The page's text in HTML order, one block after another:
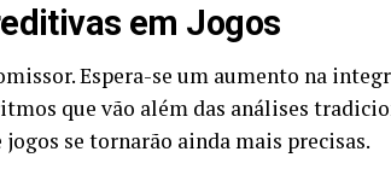
em Jogos
Espera-se um aumento na
que vão além das análises
se tornarão ainda mais precisas.